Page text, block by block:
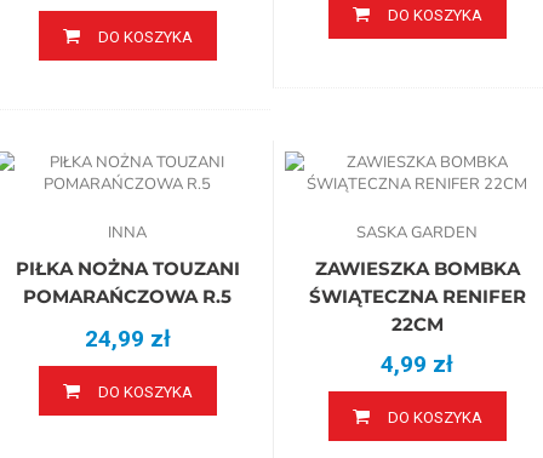
DO KOSZYKA
DO KOSZYKA
INNA
PIŁKA NOŻNA TOUZANI
POMARAŃCZOWA R.5
24,99 zł
DO KOSZYKA
SASKA GARDEN
ZAWIESZKA BOMBKA
ŚWIĄTECZNA RENIFER
22CM
4,99 zł
DO KOSZYKA